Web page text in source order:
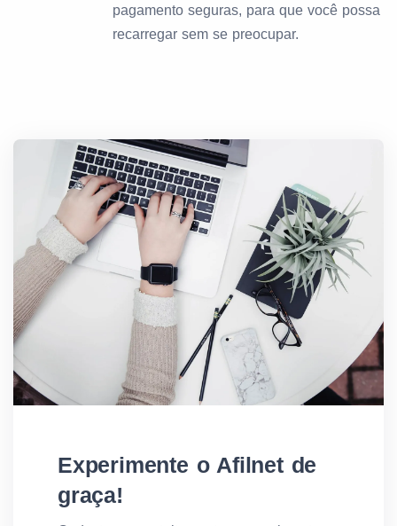
pagamento seguras, para que você possa
recarregar sem se preocupar.
Experimente o Afilnet de
graça!